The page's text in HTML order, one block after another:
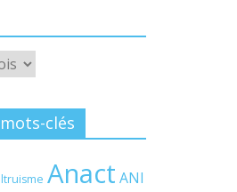
clés
Anact ANI